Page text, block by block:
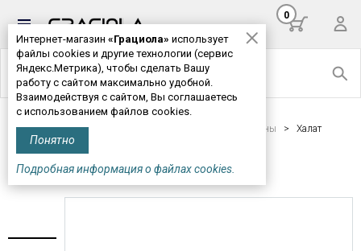
Интернет-магазин «Грациола» использует
файлы cookies и другие технологии (сервис
Яндекс.Метрика), чтобы сделать Вашу
работу с сайтом максимально удобной.
Взаимодействуя с сайтом, Вы соглашаетесь
с использованием файлов cookies.
Понятно
Подробная информация о файлах cookies.
0
Главная>Женская одежда Платья, халаты, сарафаны > Халат
женский М466*
ХАЛАТ ЖЕНСКИЙ М466*